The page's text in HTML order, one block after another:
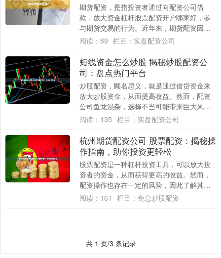
期货配资，是指投资者通过向配资公司借
款，放大资金杠杆股票配资开户哪家好，参
与期货交易的行为。近年来，期货配资因其
高收益而受到关注，但其合法性也引发争
阅读： 89 栏目： 实盘配资公司
短线资金怎么炒股 揭秘炒股配资公
司：盘点热门平台
炒股配资，顾名思义，就是通过借贷资金来
放大炒股资金，从而提高收益。然而，配资
公司鱼龙混杂，选择不当可能带来巨大风
险。 * **放大收益：**杠杆效应可以显著放
阅读： 135 栏目： 实盘配资公司
杭州期货配资公司 股票配资：揭秘操
作指南，助你投资更轻松
股票配资是一种杠杆投资工具，可以放大投
资者的资金，从而获得更高的收益。然而，
配资操作也存在一定的风险，因此了解其操
作指南至关重要。 * **了解原理：**配资公....
阅读： 161 栏目： 免息炒股配资
共 1 页/3 条记录